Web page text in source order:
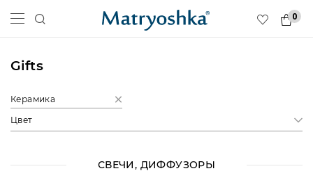
0
Gifts
Керамика
Цвет
СВЕЧИ, ДИФФУЗОРЫ